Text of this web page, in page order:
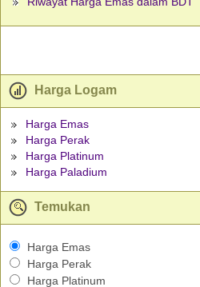
Harga Logam
Harga Emas
Harga Perak
Harga Platinum
Harga Paladium
Temukan
Harga Emas
Harga Perak
Harga Platinum